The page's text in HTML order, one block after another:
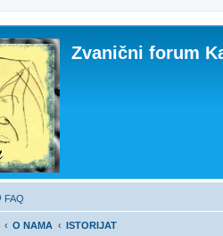
Zvanični forum
FAQ
O NAMA ISTORIJAT